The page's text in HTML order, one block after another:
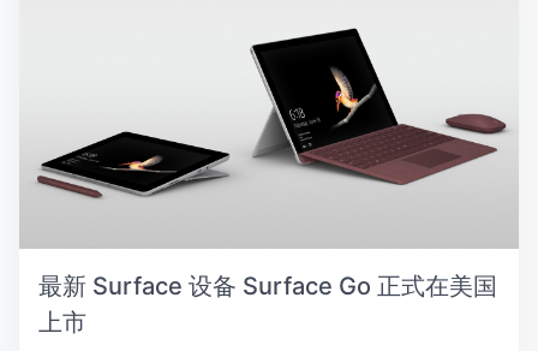
最新 Surface 设备 Surface Go 正式在美国
上市